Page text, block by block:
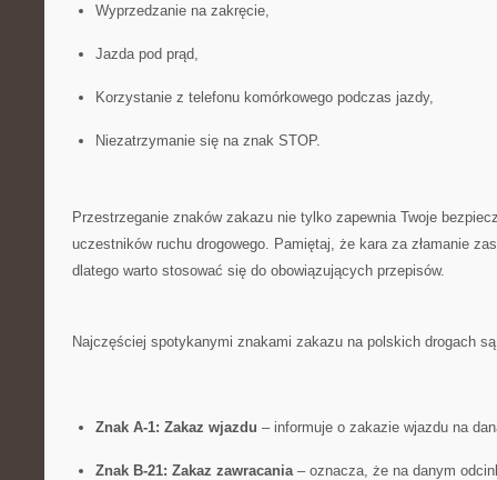
Wyprzedzanie na zakręcie,
Jazda⁤ pod prąd,
Korzystanie z telefonu komórkowego podczas jazdy,
Niezatrzymanie‌ się na znak STOP.
Przestrzeganie znaków zakazu‌ nie⁢ tylko zapewnia Twoje
uczestników ruchu drogowego. Pamiętaj, że kara za złamanie‌
dlatego warto stosować się do obowiązujących ⁣przepisów.
Najczęściej spotykanymi znakami zakazu na polskich drogach
Znak A-1: Zakaz wjazdu – informuje ‌o zakazie wjazdu⁣ na
Znak B-21: Zakaz⁣ zawracania– oznacza, ‌że na danym